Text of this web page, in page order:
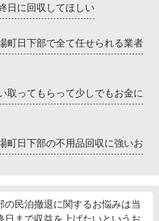
日に回収してほしい
町日下部で全て任せられる業者
取ってもらって少しでもお金に
町日下部の不用品回収に強いお
民泊撤退に関するお悩みは当